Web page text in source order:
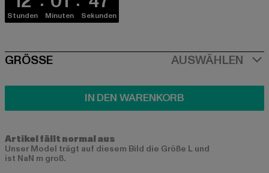
Stunden Minuten Sekunden
SIZE
GRÖSSE AUSWÄHLEN
IN DEN WARENKORB
Artikel fällt normal aus
Unser Model trägt auf diesem Bild die Größe L und
ist NaN m groß.